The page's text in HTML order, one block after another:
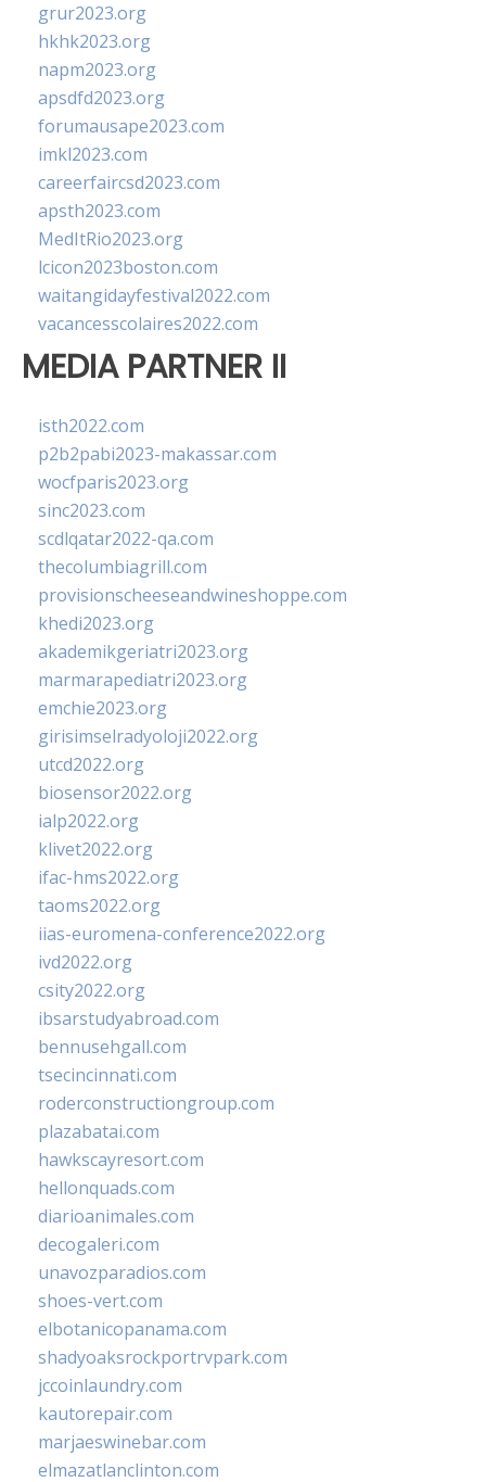
grur2023.org
hkhk2023.org
napm2023.org
apsdfd2023.org
forumausape2023.com
imkl2023.com
careerfaircsd2023.com
apsth2023.com
MedItRio2023.org
lcicon2023boston.com
waitangidayfestival2022.com
vacancesscolaires2022.com
MEDIA PARTNER II
isth2022.com
p2b2pabi2023-makassar.com
wocfparis2023.org
sinc2023.com
scdlqatar2022-qa.com
thecolumbiagrill.com
provisionscheeseandwineshoppe.com
khedi2023.org
akademikgeriatri2023.org
marmarapediatri2023.org
emchie2023.org
girisimselradyoloji2022.org
utcd2022.org
biosensor2022.org
ialp2022.org
klivet2022.org
ifac-hms2022.org
taoms2022.org
iias-euromena-conference2022.org
ivd2022.org
csity2022.org
ibsarstudyabroad.com
bennusehgall.com
tsecincinnati.com
roderconstructiongroup.com
plazabatai.com
hawkscayresort.com
hellonquads.com
diarioanimales.com
decogaleri.com
unavozparadios.com
shoes-vert.com
elbotanicopanama.com
shadyoaksrockportrvpark.com
jccoinlaundry.com
kautorepair.com
marjaeswinebar.com
elmazatlanclinton.com